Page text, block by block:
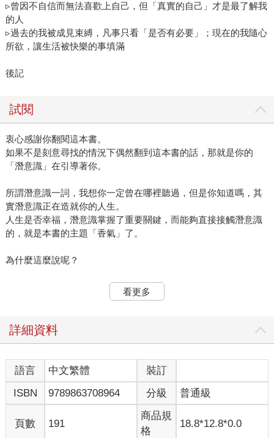
▹曾因不自信而無法喜歡上自己，但「真實的自己」才是最了解我
的人
▹過去的我被成見束縛，凡事只看「是否有必要」；現在的我隨心
所欲，讓生活被快樂的事填滿
後記
試閱
衷心感謝你翻閱這本書。
如果不是刻意尋找的情況下偶然翻到這本書的話，那就是你的
「潛意識」在引導著你。
所謂潛意識一詞，我想你一定曾在哪裡聽過，但是你知道嗎，其
實潛意識正在造就你的人生。
人生是否幸福，潛意識掌握了重要關鍵，而能夠直接接觸潛意識
的，就是本書的主題「香氣」了。
為什麼這麼說呢？
那是距今約20年前的事了，我遇見令我震撼不已的香氣，人生有
治療師）。
護。
學自精神導師薩滿的人類潛能，以及我與許多人的心靈、身體及
潛意識頻繁互動中孕育出的原創方法，都將在本書中一一介紹。
繼續閱讀下去的話，我想你就能明白香氣與潛意識之間的關係
看更多
詳細資料
語言 中文繁體
裝訂
ISBN
9789863708964 分級 普通級
頁數 191
商品規
格
18.8*12.8*0.0